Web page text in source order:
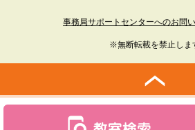
事務局サポートセンターへのお問
※無断転載を禁止しま